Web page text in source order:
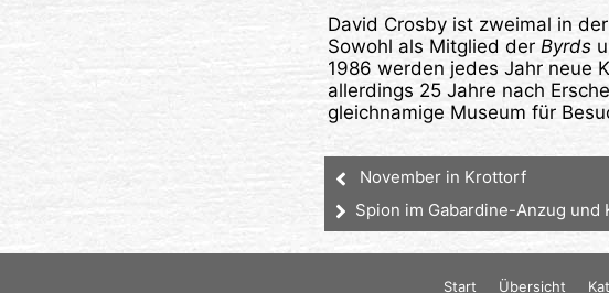
David Crosby ist zweimal in der
Sowohl als Mitglied der Byrds
1986 werden jedes Jahr neue
allerdings 25 Jahre nach
gleichnamige Museum für
November in Krottorf
Spion im Gabardine-Anzug und
Start Übersicht